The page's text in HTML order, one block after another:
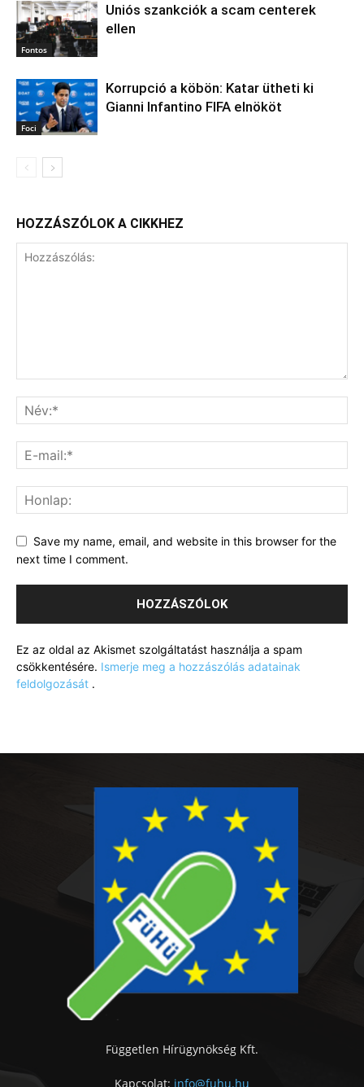
Fontos
Uniós szankciók a scam centerek
ellen
Foci
Korrupció a köbön: Katar ütheti ki
Gianni Infantino FIFA elnököt
HOZZÁSZÓLOK A CIKKHEZ
Save my name, email, and website in this browser for the
next time I comment.
Ez az oldal az Akismet szolgáltatást használja a spam
csökkentésére. Ismerje meg a hozzászólás adatainak
feldolgozását .
Független Hírügynökség Kft.
Kapcsolat: info@fuhu.hu